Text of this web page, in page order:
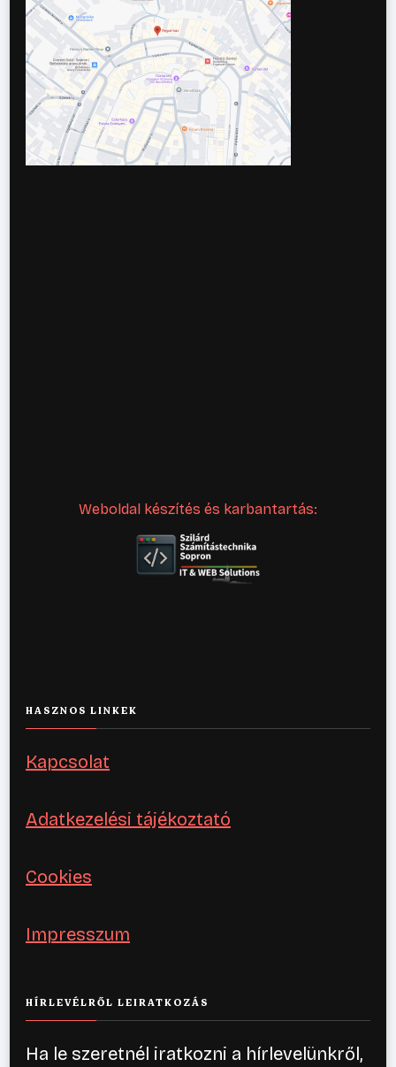
Weboldal készítés és karbantartás:
HASZNOS LINKEK
Kapcsolat
Adatkezelési tájékoztató
Cookies
Impresszum
HÍRLEVÉLRŐL LEIRATKOZÁS
Ha le szeretnél iratkozni a hírlevelünkről,